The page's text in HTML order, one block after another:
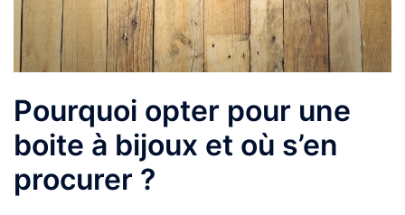
Pourquoi opter pour une
boite à bijoux et où s’en
procurer ?